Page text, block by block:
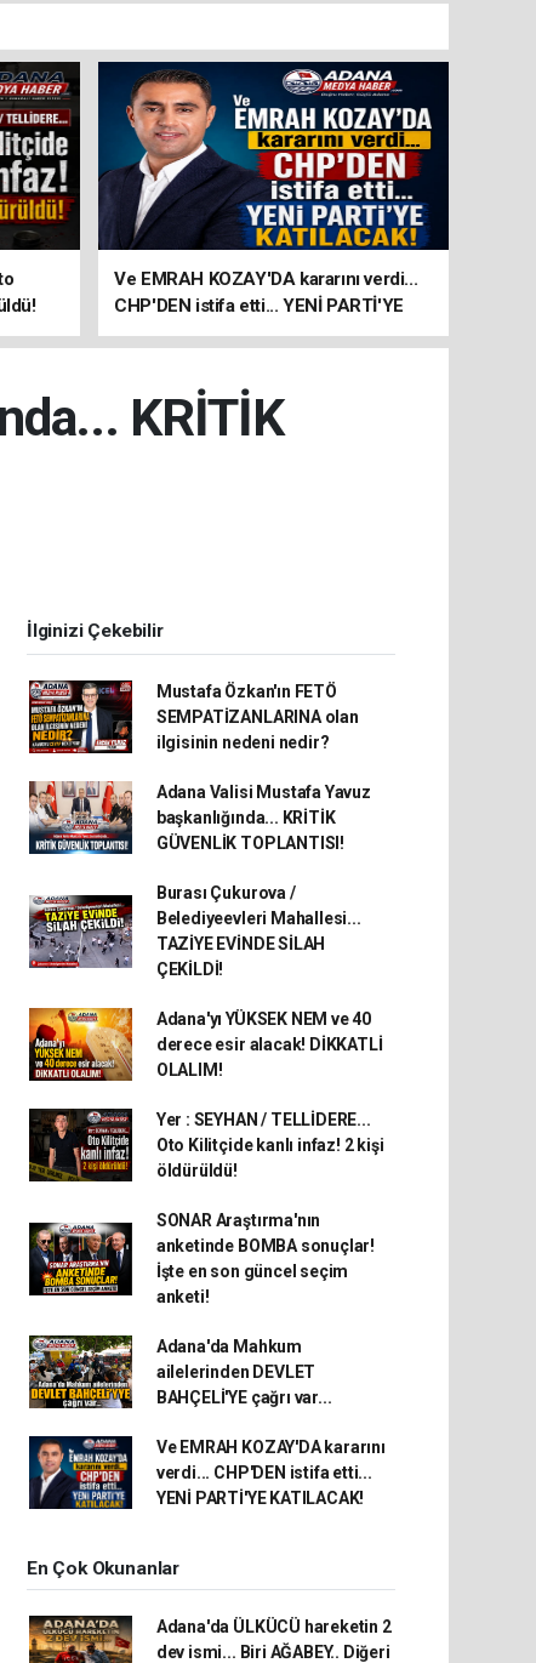
Ve EMRAH KOZAY'DA kararını verdi...
CHP'DEN istifa etti... YENİ PARTİ'YE
KATILACAK!
KRİTİK
İlginizi Çekebilir
Mustafa Özkan'ın FETÖ
SEMPATİZANLARINA olan
ilgisinin nedeni nedir?
Adana Valisi Mustafa Yavuz
başkanlığında... KRİTİK
GÜVENLİK TOPLANTISI!
Burası Çukurova /
Belediyeevleri Mahallesi...
TAZİYE EVİNDE SİLAH
ÇEKİLDİ!
Adana'yı YÜKSEK NEM ve 40
derece esir alacak! DİKKATLİ
OLALIM!
Yer : SEYHAN / TELLİDERE...
Oto Kilitçide kanlı infaz! 2 kişi
öldürüldü!
SONAR Araştırma'nın
anketinde BOMBA sonuçlar!
İşte en son güncel seçim
anketi!
Adana'da Mahkum
ailelerinden DEVLET
BAHÇELİ'YE çağrı var...
Ve EMRAH KOZAY'DA kararını
verdi... CHP'DEN istifa etti...
YENİ PARTİ'YE KATILACAK!
En Çok Okunanlar
Adana'da ÜLKÜCÜ hareketin 2
dev ismi... Biri AĞABEY.. Diğeri